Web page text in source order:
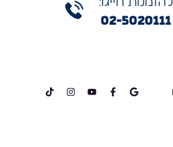
02-5020111